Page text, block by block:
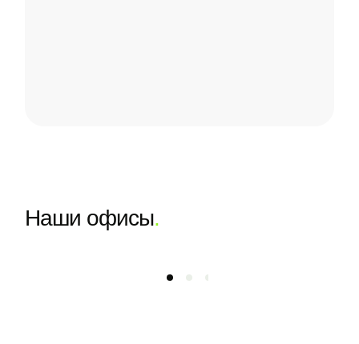
Наши офисы.